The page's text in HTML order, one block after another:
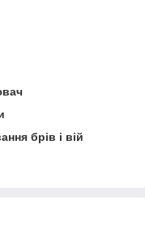
брів і вій